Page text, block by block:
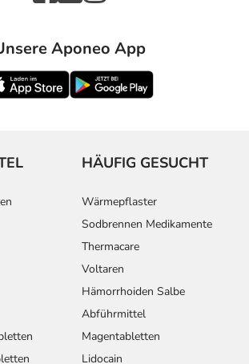
Aponeo App
HÄUFIG GESUCHT
Wärmepflaster
Sodbrennen Medikamente
Thermacare
Voltaren
Hämorrhoiden Salbe
Abführmittel
Magentabletten
Lidocain